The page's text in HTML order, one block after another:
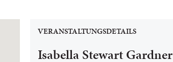
VERANSTALTUNGSDETAILS
Isabella Stewart Gardner